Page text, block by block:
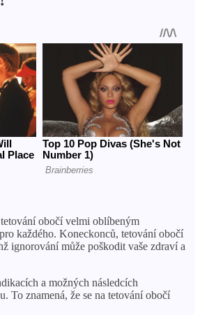
obočí velmi oblíbeným
každého. Koneckonců, tetování obočí
ignorování může poškodit vaše zdraví a
a možných následcích
To znamená, že se na tetování obočí